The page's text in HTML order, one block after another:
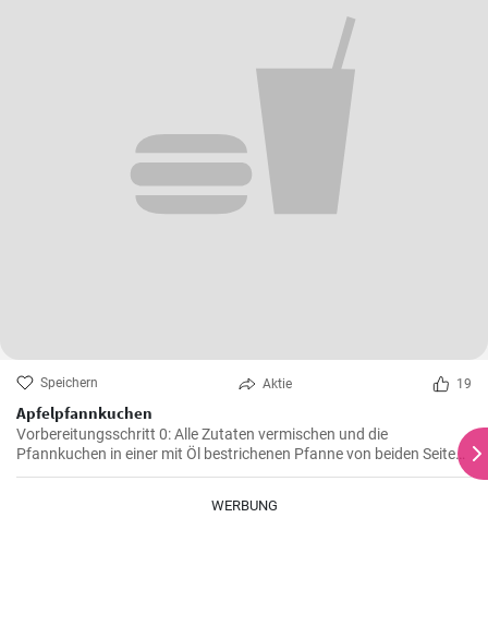
Speichern Aktie 19
Apfelpfannkuchen
Vorbereitungsschritt 0: Alle Zutaten vermischen und die
Pfannkuchen in einer mit Öl bestrichenen Pfanne von beiden Seiten
braten.
WERBUNG